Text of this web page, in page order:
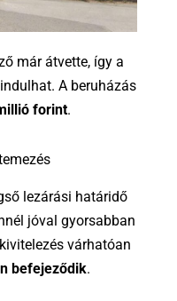
már átvette, így a
A beruházás
forint.
lezárási határidő
jóval gyorsabban
várhatóan
befejeződik.